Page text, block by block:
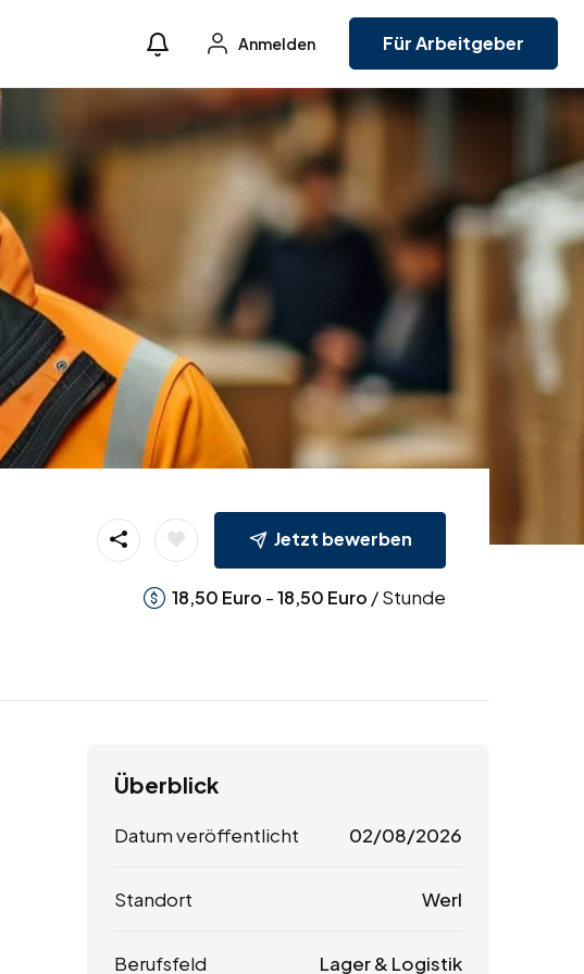
Anmelden Für Arbeitgeber
Jetzt bewerben
18,50 Euro -18,50 Euro / Stunde
Überblick
Datum veröffentlicht 02/08/2026
Standort Werl
Berufsfeld Lager & Logistik